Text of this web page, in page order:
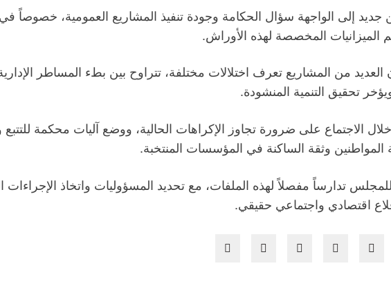
إلى الواجهة سؤال الحكامة وجودة تنفيذ المشاريع العمومية، خصوصاً
الميزانيات المخصصة لهذه الأوراش.
من المشاريع تعرف اختلالات مختلفة، تتراوح بين بطء المساطر
تحقيق التنمية المنشودة.
الاجتماع على ضرورة تجاوز الإكراهات الحالية، ووضع آليات محكمة
وثقة الساكنة في المؤسسات المنتخبة.
للمجلس تدارساً مفصلاً لهذه الملفات، مع تحديد المسؤوليات واتخاذ
اقتصادي واجتماعي حقيقي.